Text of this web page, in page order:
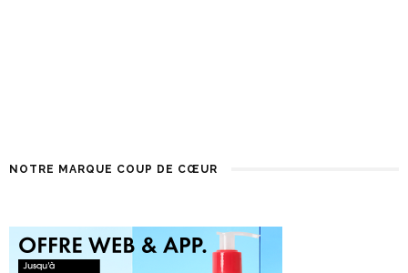
NOTRE MARQUE COUP DE CŒUR